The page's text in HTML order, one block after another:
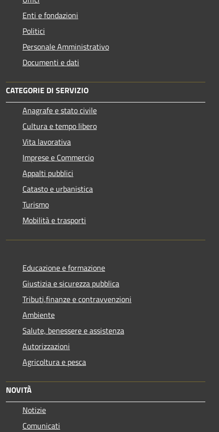
Enti e fondazioni
Politici
Personale Amministrativo
Documenti e dati
CATEGORIE DI SERVIZIO
Anagrafe e stato civile
Cultura e tempo libero
Vita lavorativa
Imprese e Commercio
Appalti pubblici
Catasto e urbanistica
Turismo
Mobilità e trasporti
Educazione e formazione
Giustizia e sicurezza pubblica
Tributi,finanze e contravvenzioni
Ambiente
Salute, benessere e assistenza
Autorizzazioni
Agricoltura e pesca
NOVITÀ
Notizie
Comunicati